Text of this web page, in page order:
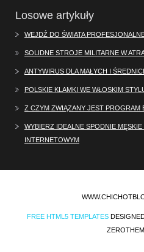
Losowe artykuły
WEJDŹ DO ŚWIATA
SOLIDNE STROJE MILITARNE W
ANTYWIRUS DLA MAŁYCH I
POLSKIE KLAMKI WE WŁOSKIM
Z CZYM ZWIĄZANY JEST PROGRAM
WYBIERZ IDEALNE SPODNIE MĘSKIE
INTERNETOWYM
FREE HTML5 TEMPLATES